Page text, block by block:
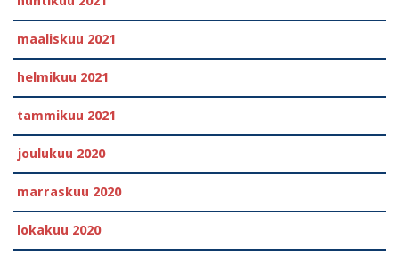
maaliskuu 2021
helmikuu 2021
tammikuu 2021
joulukuu 2020
marraskuu 2020
lokakuu 2020